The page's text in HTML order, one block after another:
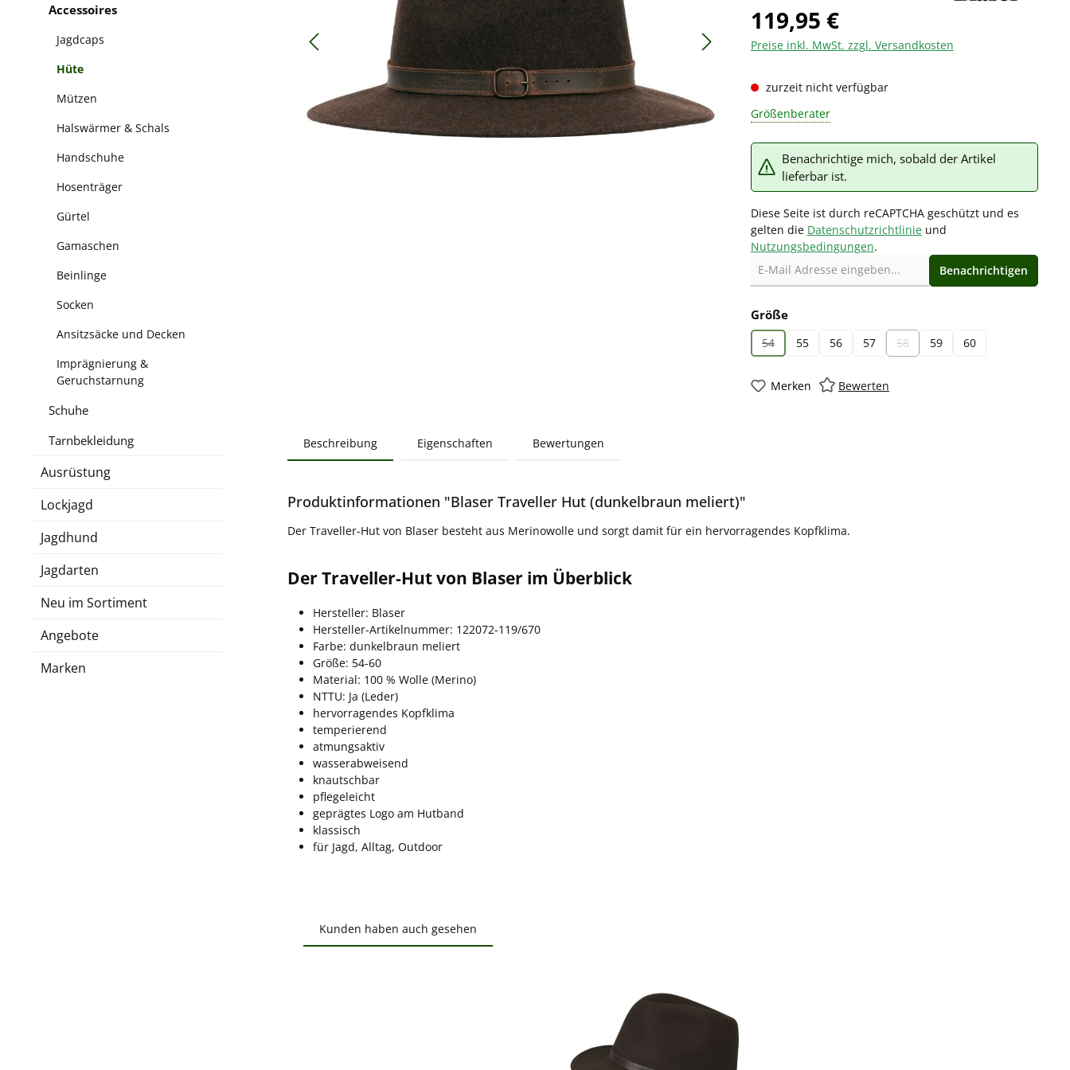
Accessoires
Jagdcaps
Hüte
Mützen
Halswärmer & Schals
Handschuhe
Hosenträger
Gürtel
Gamaschen
Beinlinge
Socken
Ansitzsäcke und Decken
Imprägnierung &
Geruchstarnung
Schuhe
Tarnbekleidung
Ausrüstung
Lockjagd
Jagdhund
Jagdarten
Neu im Sortiment
Angebote
Marken
119,95 €
Preise inkl. MwSt. zzgl. Versandkosten
zurzeit nicht verfügbar
Größenberater
Benachrichtige mich, sobald der Artikel
lieferbar ist.
Diese Seite ist durch reCAPTCHA geschützt und es
gelten die Datenschutzrichtlinieund
Nutzungsbedingungen.
Benachrichtigen
Größeauswählen
54
(Diese Option ist zurzeit nicht verfügbar.)
55 56 57 58
(Diese Option ist zurzeit nicht
59 60
Merken Bewerten
Beschreibung Eigenschaften Bewertungen
Produktinformationen "Blaser Traveller Hut (dunkelbraun meliert)"
Der Traveller-Hut von Blaser besteht aus Merinowolle und sorgt damit für ein hervorragendes Kopfklima.
Der Traveller-Hut von Blaser im Überblick
Hersteller: Blaser
Hersteller-Artikelnummer: 122072-119/670
Farbe: dunkelbraun meliert
Größe: 54-60
Material: 100 % Wolle (Merino)
NTTU: Ja (Leder)
hervorragendes Kopfklima
temperierend
atmungsaktiv
wasserabweisend
knautschbar
pflegeleicht
geprägtes Logo am Hutband
klassisch
für Jagd, Alltag, Outdoor
Kunden haben auch gesehen